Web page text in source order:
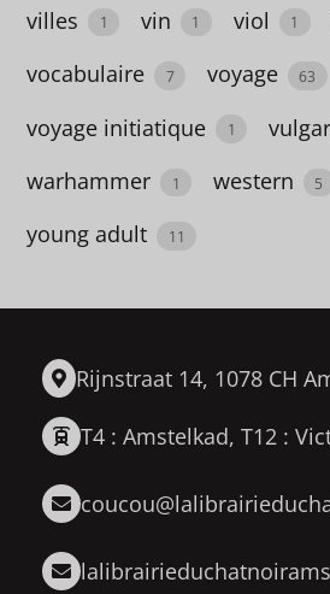
2
corps
humain
correspondance
Corruption
1
Corse
2
cosy
villes 1 vin 1 viol 1
vocabulaire 7 voyage 63
voyage initiatique 1
warhammer 1 western 5
young adult 11
Rijnstraat 14, 1078 CH
T4 : Amstelkad, T12 :